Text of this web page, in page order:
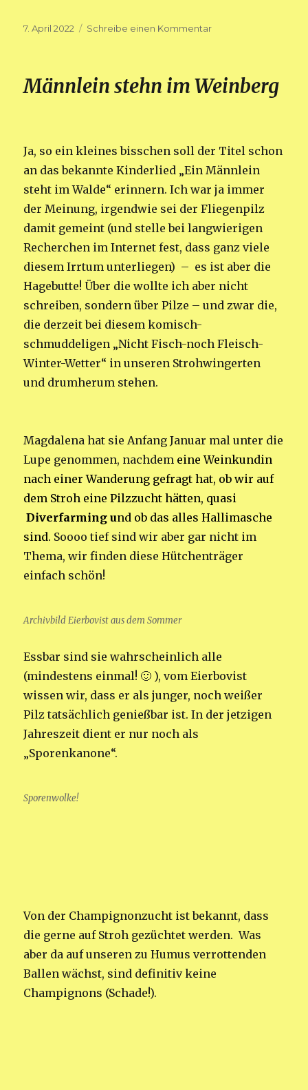
Veröffentlicht
7. April 2022 Schreibe einen Kommentarzu
Männlein stehn im Weinberg
Ja, so ein kleines bisschen soll der Titel schon
an das bekannte Kinderlied „Ein Männlein
steht im Walde“ erinnern. Ich war ja immer
der Meinung, irgendwie sei der Fliegenpilz
damit gemeint (und stelle bei langwierigen
Recherchen im Internet fest, dass ganz viele
diesem Irrtum unterliegen) – es ist aber die
Hagebutte! Über die wollte ich aber nicht
schreiben, sondern über Pilze – und zwar die,
die derzeit bei diesem komisch-
schmuddeligen „Nicht Fisch-noch Fleisch-
Winter-Wetter“ in unseren Strohwingerten
und drumherum stehen.
Magdalena hat sie Anfang Januar mal unter die
Lupe genommen, nachdem eine Weinkundin
nach einer Wanderung gefragt hat, ob wir auf
dem Stroh eine Pilzzucht hätten, quasi
Diverfarming und ob das alles Hallimasche
sind. Soooo tief sind wir aber gar nicht im
Thema, wir finden diese Hütchenträger
einfach schön!
Archivbild Eierbovist aus dem Sommer
Essbar sind sie wahrscheinlich alle
(mindestens einmal! 🙂 ), vom Eierbovist
wissen wir, dass er als junger, noch weißer
Pilz tatsächlich genießbar ist. In der jetzigen
Jahreszeit dient er nur noch als
„Sporenkanone“.
Sporenwolke!
Von der Champignonzucht ist bekannt, dass
die gerne auf Stroh gezüchtet werden. Was
aber da auf unseren zu Humus verrottenden
Ballen wächst, sind definitiv keine
Champignons (Schade!).